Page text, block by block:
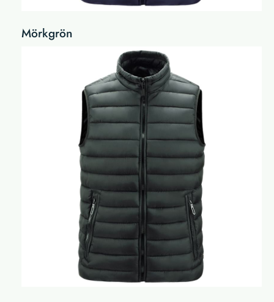
Mörkgrön